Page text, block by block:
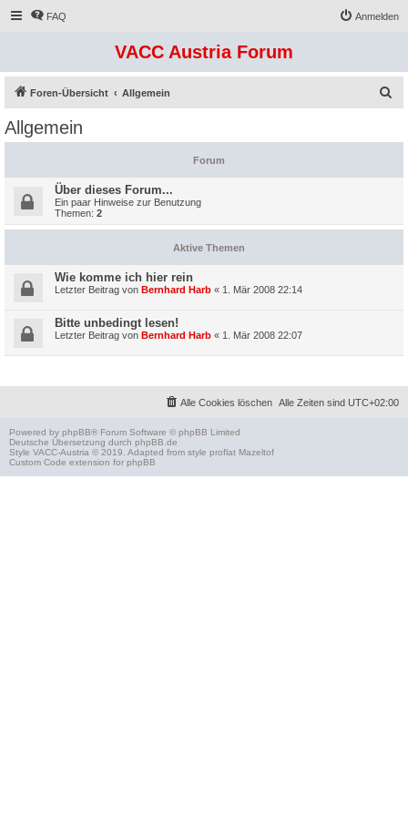
FAQ Anmelden
VACC Austria Forum
Foren-Übersicht Allgemein
e
Allgemein
Forum
Über dieses Forum...
Ein paar Hinweise zur Benutzung
Themen: 2
Aktive Themen
Wie komme ich hier rein
Letzter Beitrag von Bernhard Harb « 1. Mär 2008 22:14
Bitte unbedingt lesen!
Letzter Beitrag von Bernhard Harb « 1. Mär 2008 22:07
Alle Zeiten sind UTC+02:00
Alle Cookies löschen
Powered by phpBB® Forum Software © phpBB Limited
Deutsche Übersetzung durch phpBB.de
Style VACC-Austria © 2019. Adapted from style proflat Mazeltof
Custom Code extension for phpBB